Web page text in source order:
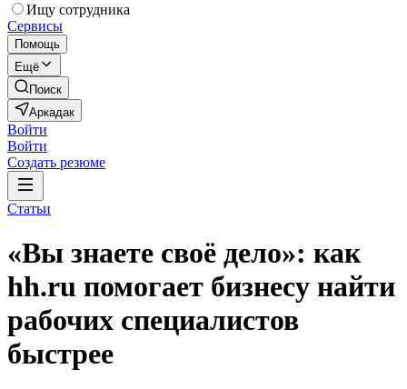
Ищу сотрудника
Сервисы
Помощь
Ещё
Поиск
Аркадак
Войти
Войти
Создать резюме
Статьи
«Вы знаете своё дело»: как
hh.ru помогает бизнесу найти
рабочих специалистов
быстрее